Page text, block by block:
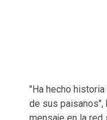
"Ha hecho
de sus paisanos",